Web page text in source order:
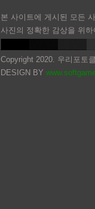
본 사이트에 게시된 모든
사진의 정확한 감상을 위
Copyright 2020. 우리포토
DESIGN BY